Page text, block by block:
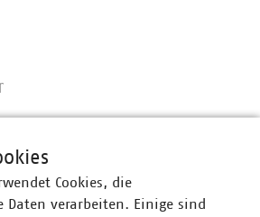
Cookies, die
Daten verarbeiten. Einige sind